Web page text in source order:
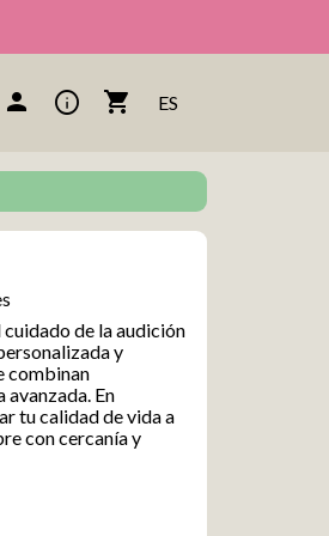
person info shopping_cart ES
de la audición
y
combinan
En
tu calidad de vida a
con cercanía y